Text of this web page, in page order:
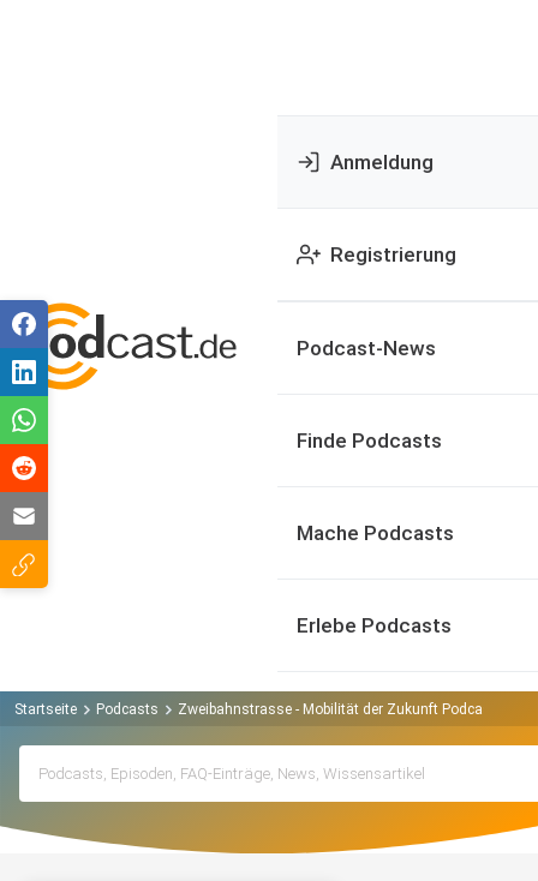
Anmeldung
Registrierung
Podcast-News
Finde Podcasts
Mache Podcasts
Erlebe Podcasts
Startseite Podcasts Zweibahnstrasse - Mobilität der Zukunft Podcast